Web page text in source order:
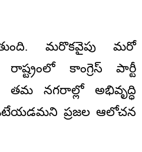
మరొకవైపు మరో
కాంగ్రెస్ పార్టీ
తమ నగరాల్లో అభివృద్ధి
ప్రజల ఆలోచన